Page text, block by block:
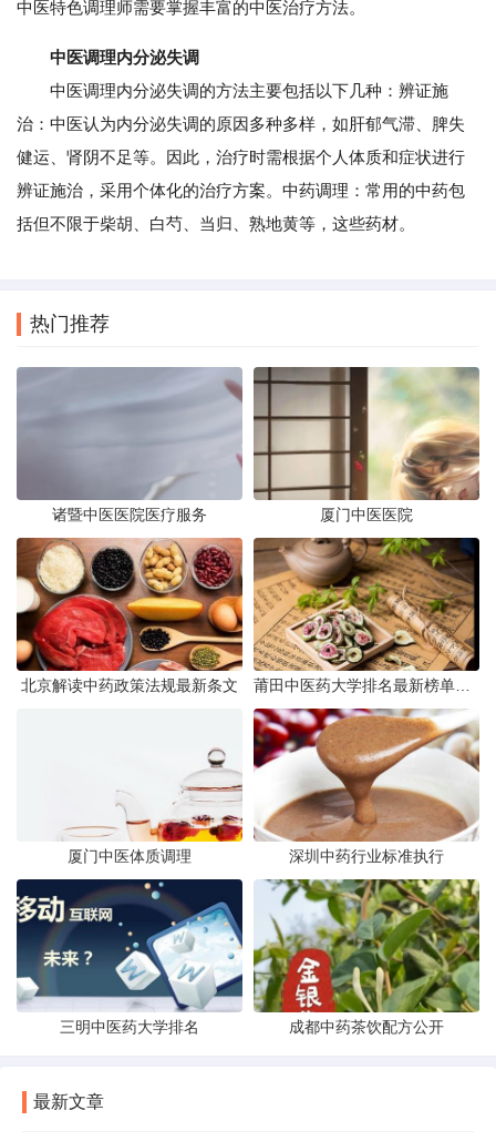
中医特色调理师需要掌握丰富的中医治疗方法。
中医调理内分泌失调
中医调理内分泌失调的方法主要包括以下几种：辨证施
治：中医认为内分泌失调的原因多种多样，如肝郁气滞、脾失
健运、肾阴不足等。因此，治疗时需根据个人体质和症状进行
辨证施治，采用个体化的治疗方案。中药调理：常用的中药包
括但不限于柴胡、白芍、当归、熟地黄等，这些药材。
热门推荐
诸暨中医医院医疗服务 厦门中医医院
北京解读中药政策法规最新条文
厦门中医体质调理 深圳中药行业标准执行
三明中医药大学排名 成都中药茶饮配方公开
最新文章